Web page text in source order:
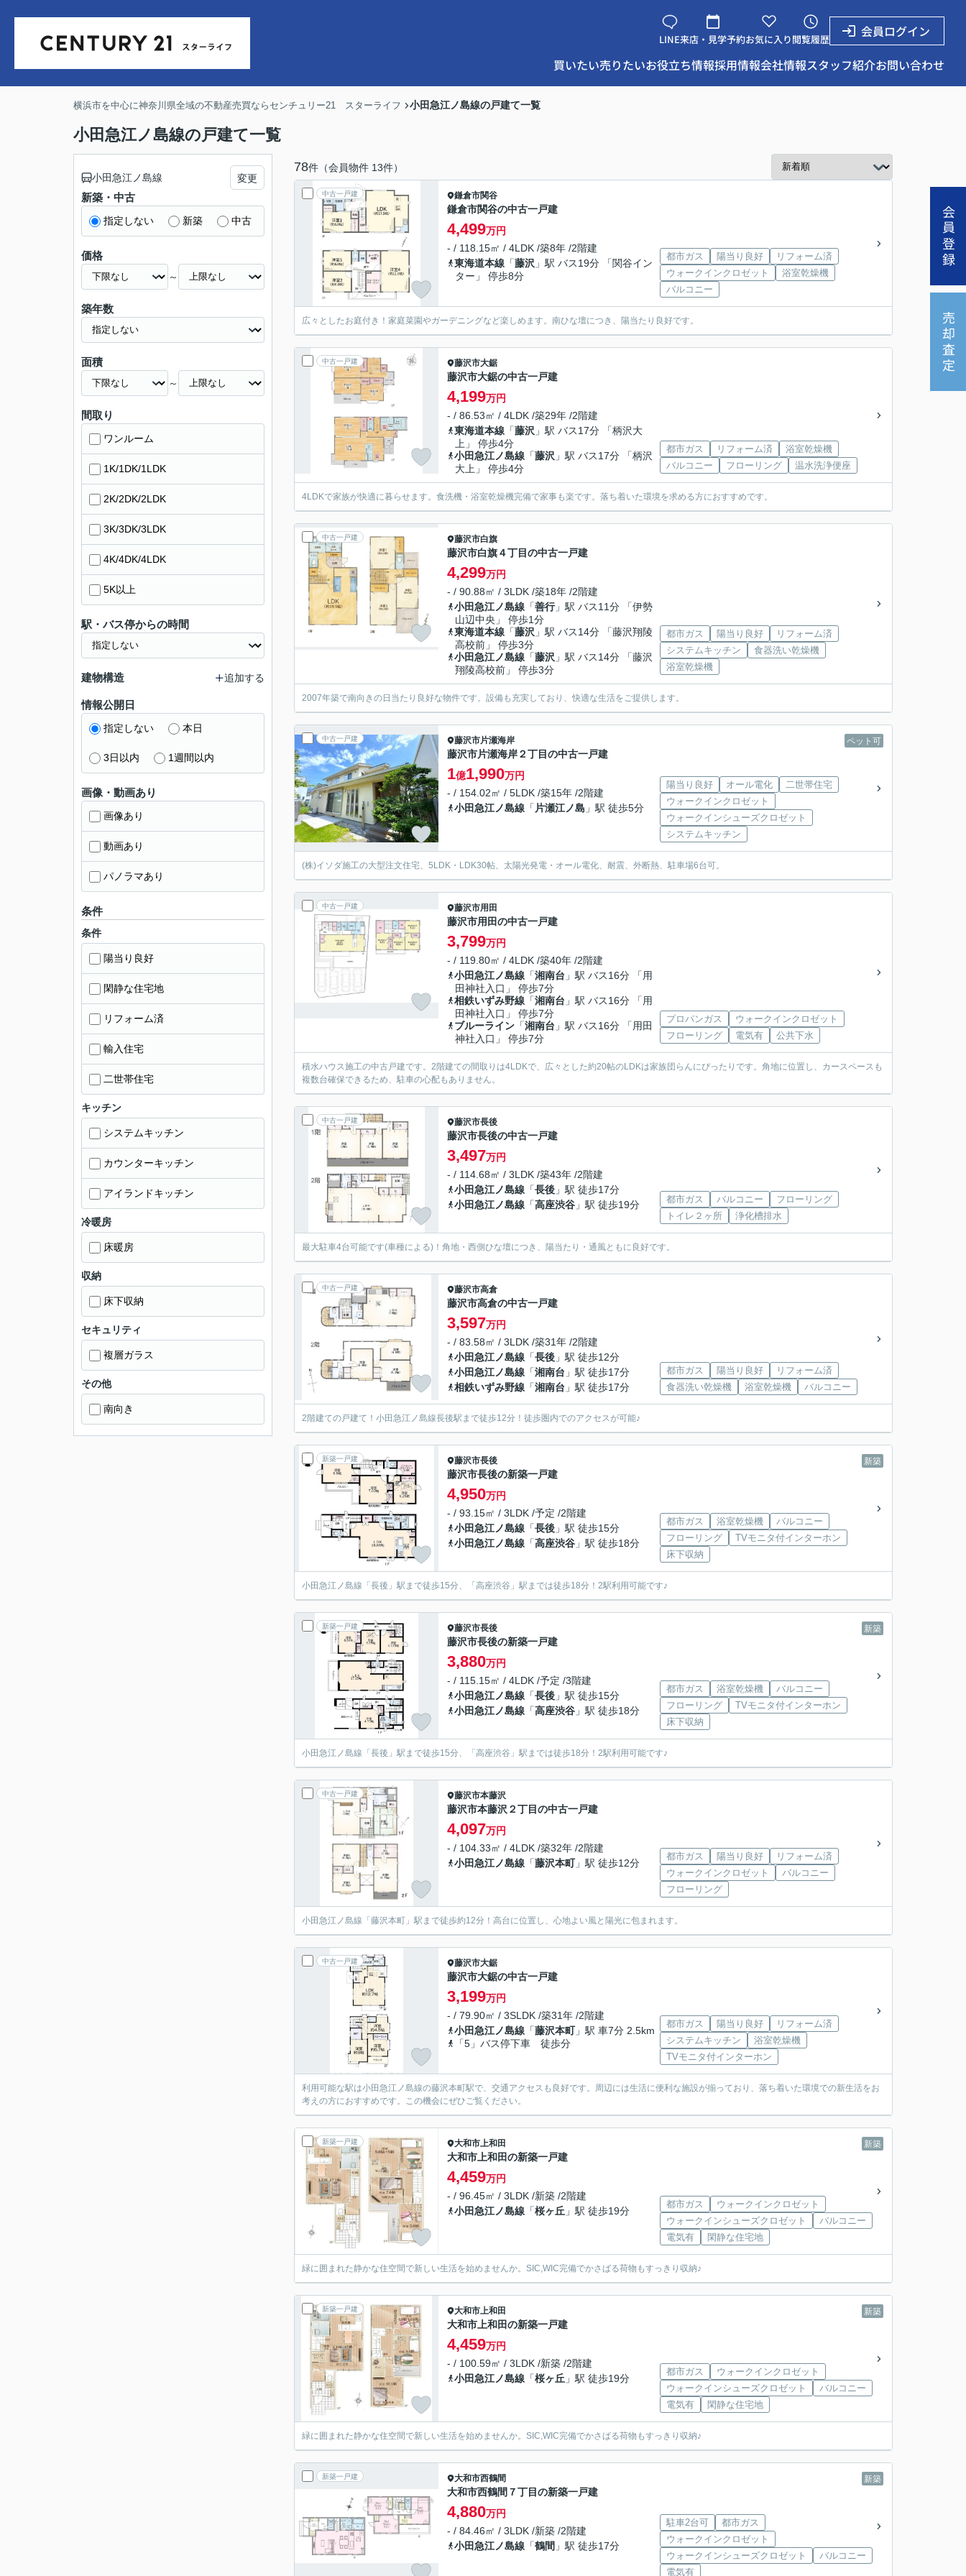
LINE来店・見学予約お気に入り閲覧履歴
会員ログイン
買いたい売りたいお役立ち情報採用情報会社情報スタッフ紹介お問い合わせ
会員登録
売却査定
横浜市を中心に神奈川県全域の不動産売買ならセンチュリー21 スターライフ 小田急江ノ島線の戸建て一覧
小田急江ノ島線の戸建て一覧
78件（会員物件 13件）
中古一戸建 鎌倉市関谷
鎌倉市関谷の中古一戸建
4,499万円
- / 118.15㎡ / 4LDK /築8年 /2階建
東海道本線 「藤沢 」駅 バス19分 「関谷イン
ター」 停歩8分
都市ガス 陽当り良好
リフォーム済
ウォークインクロゼット
浴室乾燥機
バルコニー
広々としたお庭付き！家庭菜園やガーデニングなど楽しめます。南ひな壇につき、陽当たり良好です。
中古一戸建 藤沢市大鋸
藤沢市大鋸の中古一戸建
4,199万円
- / 86.53㎡ / 4LDK /築29年 /2階建
東海道本線 「藤沢 」駅 バス17分 「柄沢大
上」 停歩4分
小田急江ノ島線 「藤沢 」駅 バス17分 「柄沢
大上」 停歩4分
都市ガス リフォーム済
浴室乾燥機
バルコニー
フローリング 温水洗浄便座
4LDKで家族が快適に暮らせます。食洗機・浴室乾燥機完備で家事も楽です。落ち着いた環境を求める方におすすめです。
中古一戸建 藤沢市白旗
藤沢市白旗４丁目の中古一戸建
4,299万円
- / 90.88㎡ / 3LDK /築18年 /2階建
小田急江ノ島線 「善行」駅 バス11分 「伊勢
山辺中央」 停歩1分
東海道本線 「藤沢 」駅 バス14分 「藤沢翔陵
高校前」 停歩3分
小田急江ノ島線 「藤沢 」駅 バス14分 「藤沢
翔陵高校前」 停歩3分
都市ガス 陽当り良好
リフォーム済
システムキッチン
食器洗い乾燥機
浴室乾燥機
2007年築で南向きの日当たり良好な物件です。設備も充実しており、快適な生活をご提供します。
中古一戸建 ペット可
藤沢市片瀬海岸
藤沢市片瀬海岸２丁目の中古一戸建
1億1,990万円
- / 154.02㎡ / 5LDK /築15年 /2階建
小田急江ノ島線 「 片瀬江ノ島 」駅 徒歩5分
陽当り良好 オール電化
二世帯住宅
ウォークインクロゼット
ウォークインシューズクロゼット
システムキッチン
(株)イソダ施工の大型注文住宅、5LDK・LDK30帖、太陽光発電・オール電化、耐震、外断熱、駐車場6台可。
中古一戸建 藤沢市用田
藤沢市用田の中古一戸建
3,799万円
- / 119.80㎡ / 4LDK /築40年 /2階建
小田急江ノ島線 「湘南台 」駅 バス16分 「用
田神社入口」 停歩7分
相鉄いずみ野線 「湘南台 」駅 バス16分 「用
田神社入口」 停歩7分
ブルーライン 「湘南台 」駅 バス16分 「用田
神社入口」 停歩7分
プロパンガス
ウォークインクロゼット
フローリング
電気有 公共下水
積水ハウス施工の中古戸建です。2階建ての間取りは4LDKで、広々とした約20帖のLDKは家族団らんにぴったりです。角地に位置し、カースペースも
複数台確保できるため、駐車の心配もありません。
中古一戸建 藤沢市長後
藤沢市長後の中古一戸建
3,497万円
- / 114.68㎡ / 3LDK /築43年 /2階建
小田急江ノ島線 「長後 」駅 徒歩17分
小田急江ノ島線 「高座渋谷 」駅 徒歩19分 都市ガス バルコニー
フローリング
トイレ２ヶ所
浄化槽排水
最大駐車4台可能です(車種による)！角地・西側ひな壇につき、陽当たり・通風ともに良好です。
中古一戸建 藤沢市高倉
藤沢市高倉の中古一戸建
3,597万円
- / 83.58㎡ / 3LDK /築31年 /2階建
小田急江ノ島線 「長後 」駅 徒歩12分
小田急江ノ島線 「湘南台 」駅 徒歩17分
相鉄いずみ野線 「湘南台 」駅 徒歩17分
都市ガス 陽当り良好
リフォーム済
食器洗い乾燥機
浴室乾燥機 バルコニー
2階建ての戸建て！小田急江ノ島線長後駅まで徒歩12分！徒歩圏内でのアクセスが可能♪
新築一戸建 新築
藤沢市長後
藤沢市長後の新築一戸建
4,950万円
- / 93.15㎡ / 3LDK /予定 /2階建
小田急江ノ島線 「長後 」駅 徒歩15分
小田急江ノ島線 「高座渋谷 」駅 徒歩18分
都市ガス 浴室乾燥機
バルコニー
フローリング
TVモニタ付インターホン
床下収納
小田急江ノ島線「長後」駅まで徒歩15分、「高座渋谷」駅までは徒歩18分！2駅利用可能です♪
新築一戸建 新築
藤沢市長後
藤沢市長後の新築一戸建
3,880万円
- / 115.15㎡ / 4LDK /予定 /3階建
小田急江ノ島線 「長後 」駅 徒歩15分
小田急江ノ島線 「高座渋谷 」駅 徒歩18分
都市ガス 浴室乾燥機
バルコニー
フローリング
TVモニタ付インターホン
床下収納
小田急江ノ島線「長後」駅まで徒歩15分、「高座渋谷」駅までは徒歩18分！2駅利用可能です♪
中古一戸建 藤沢市本藤沢
藤沢市本藤沢２丁目の中古一戸建
4,097万円
- / 104.33㎡ / 4LDK /築32年 /2階建
小田急江ノ島線 「藤沢本町」駅 徒歩12分
都市ガス 陽当り良好
リフォーム済
ウォークインクロゼット
バルコニー
フローリング
小田急江ノ島線「藤沢本町」駅まで徒歩約12分！高台に位置し、心地よい風と陽光に包まれます。
中古一戸建 藤沢市大鋸
藤沢市大鋸の中古一戸建
3,199万円
- / 79.90㎡ / 3SLDK /築31年 /2階建
小田急江ノ島線 「藤沢本町」駅 車7分 2.5km
「5」バス停下車 徒歩分
都市ガス 陽当り良好
リフォーム済
システムキッチン
浴室乾燥機
TVモニタ付インターホン
利用可能な駅は小田急江ノ島線の藤沢本町駅で、交通アクセスも良好です。周辺には生活に便利な施設が揃っており、落ち着いた環境での新生活をお
考えの方におすすめです。この機会にぜひご覧ください。
新築一戸建 新築
大和市上和田
大和市上和田の新築一戸建
4,459万円
- / 96.45㎡ / 3LDK /新築 /2階建
小田急江ノ島線 「桜ヶ丘 」駅 徒歩19分
都市ガス
ウォークインクロゼット
ウォークインシューズクロゼット
バルコニー
電気有
閑静な住宅地
緑に囲まれた静かな住空間で新しい生活を始めませんか。SIC,WIC完備でかさばる荷物もすっきり収納♪
新築一戸建 新築
大和市上和田
大和市上和田の新築一戸建
4,459万円
- / 100.59㎡ / 3LDK /新築 /2階建
小田急江ノ島線 「桜ヶ丘 」駅 徒歩19分
都市ガス
ウォークインクロゼット
ウォークインシューズクロゼット
バルコニー
電気有
閑静な住宅地
緑に囲まれた静かな住空間で新しい生活を始めませんか。SIC,WIC完備でかさばる荷物もすっきり収納♪
新築一戸建 新築
大和市西鶴間
大和市西鶴間７丁目の新築一戸建
4,880万円
- / 84.46㎡ / 3LDK /新築 /2階建
小田急江ノ島線 「鶴間 」駅 徒歩17分
駐車2台可
都市ガス
ウォークインクロゼット
ウォークインシューズクロゼット
バルコニー
電気有
小田急江ノ島線 変更
新築・中古
指定しない 新築 中古
価格
～
築年数
面積
～
間取り
ワンルーム
1K/1DK/1LDK
2K/2DK/2LDK
3K/3DK/3LDK
4K/4DK/4LDK
5K以上
駅・バス停からの時間
建物構造 追加する
情報公開日
指定しない 本日
3日以内 1週間以内
画像・動画あり
画像あり
動画あり
パノラマあり
条件
条件
陽当り良好
閑静な住宅地
リフォーム済
輸入住宅
二世帯住宅
キッチン
システムキッチン
カウンターキッチン
アイランドキッチン
冷暖房
床暖房
収納
床下収納
セキュリティ
複層ガラス
その他
南向き